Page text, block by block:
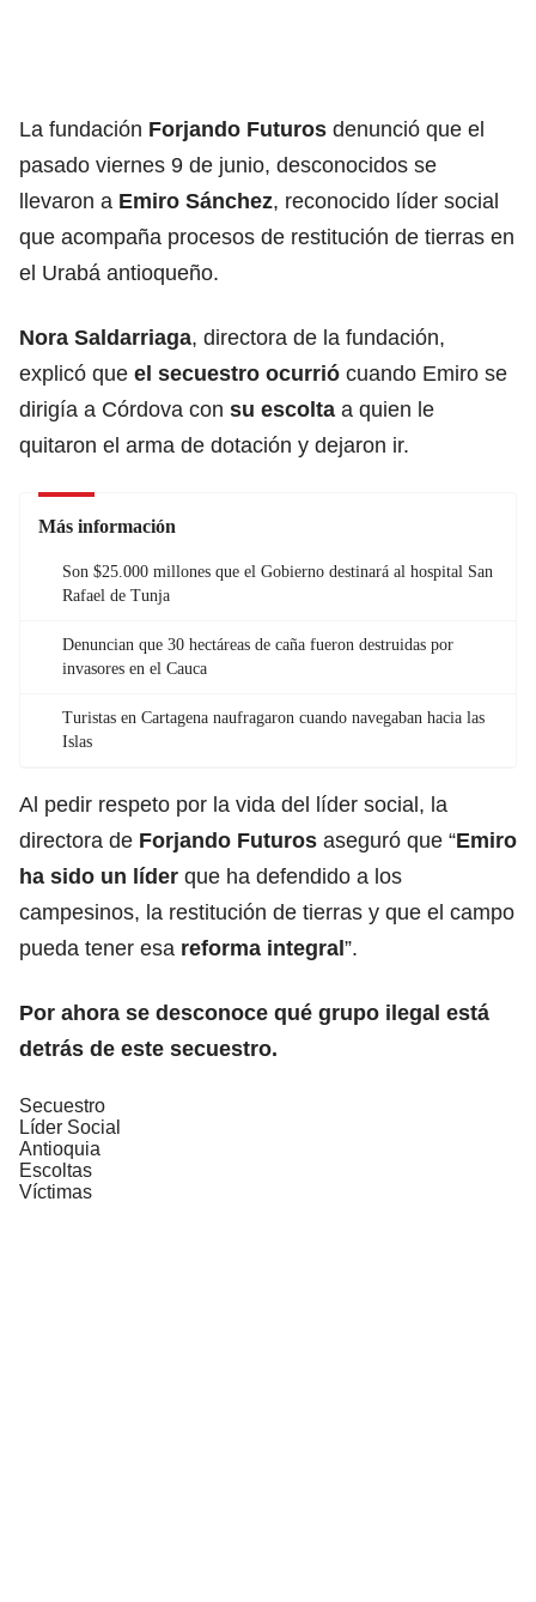
La fundación Forjando Futuros denunció que el
pasado viernes 9 de junio, desconocidos se
llevaron a Emiro Sánchez, reconocido líder social
que acompaña procesos de restitución de tierras en
el Urabá antioqueño.
Nora Saldarriaga, directora de la fundación,
explicó que el secuestro ocurrió cuando Emiro se
dirigía a Córdova con su escolta a quien le
quitaron el arma de dotación y dejaron ir.
Más información
Son $25.000 millones que el Gobierno destinará al hospital San
Rafael de Tunja
Denuncian que 30 hectáreas de caña fueron destruidas por
invasores en el Cauca
Turistas en Cartagena naufragaron cuando navegaban hacia las
Islas
Al pedir respeto por la vida del líder social, la
directora de Forjando Futuros aseguró que “Emiro
ha sido un líder que ha defendido a los
campesinos, la restitución de tierras y que el campo
pueda tener esa reforma integral”.
Por ahora se desconoce qué grupo ilegal está
detrás de este secuestro.
Secuestro
Líder Social
Antioquia
Escoltas
Víctimas